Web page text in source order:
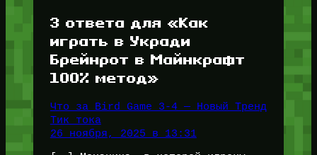
3 ответа для «Как
играть в Укради
Брейнрот в Майнкрафт
100% метод»
Что за Bird Game 3-4 — Новый Тренд
Тик тока
26 ноября, 2025 в 13:31